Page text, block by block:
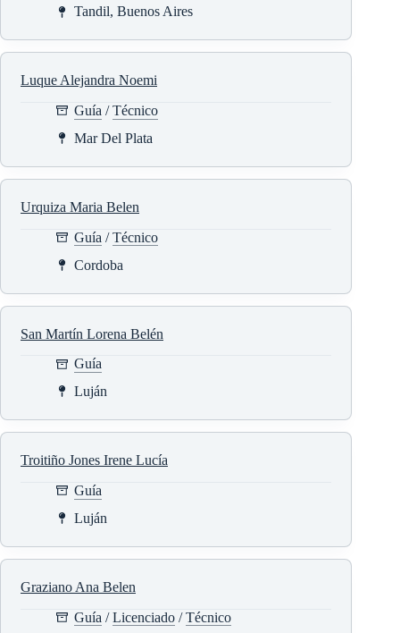
Tandil, Buenos Aires
Luque Alejandra Noemi
Guía /Técnico
Mar Del Plata
Urquiza Maria Belen
Guía /Técnico
Cordoba
San Martín Lorena Belén
Guía
Luján
Troitiño Jones Irene Lucía
Guía
Luján
Graziano Ana Belen
Guía /Licenciado /Técnico